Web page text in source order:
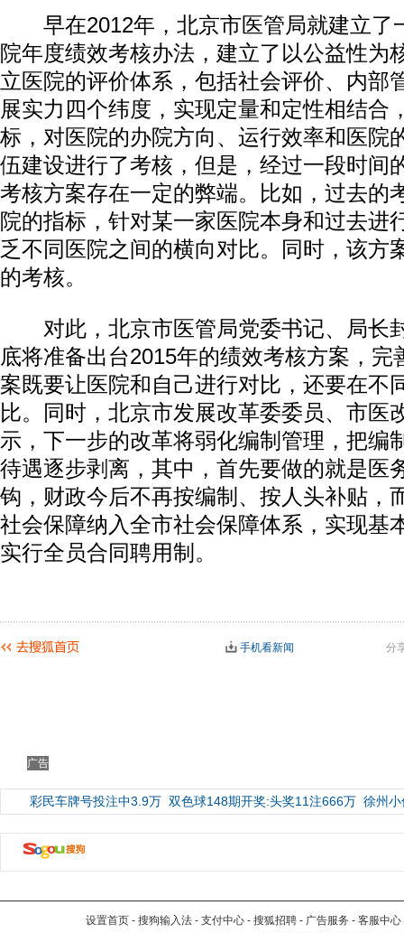
早在2012年，北京市医管局就建立了
院年度绩效考核办法，建立了以公益性为
立医院的评价体系，包括社会评价、内部
展实力四个纬度，实现定量和定性相结合
标，对医院的办院方向、运行效率和医院
伍建设进行了考核，但是，经过一段时间
考核方案存在一定的弊端。比如，过去的
院的指标，针对某一家医院本身和过去进
乏不同医院之间的横向对比。同时，该方
的考核。
对此，北京市医管局党委书记、局长
底将准备出台2015年的绩效考核方案，完
案既要让医院和自己进行对比，还要在不
比。同时，北京市发展改革委委员、市医
示，下一步的改革将弱化编制管理，把编
待遇逐步剥离，其中，首先要做的就是医
钩，财政今后不再按编制、按人头补贴，
社会保障纳入全市社会保障体系，实现基
实行全员合同聘用制。
分
手机看新闻
广告
彩民车牌号投注中3.9万 双色球148期开奖:头奖11注666万 徐州
设置首页 - 搜狗输入法 - 支付中心 - 搜狐招聘 - 广告服务 - 客服中心